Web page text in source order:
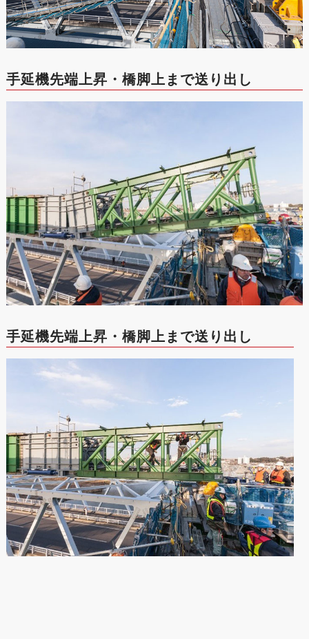
手延機先端上昇・橋脚上まで送り出し
手延機先端上昇・橋脚上まで送り出し